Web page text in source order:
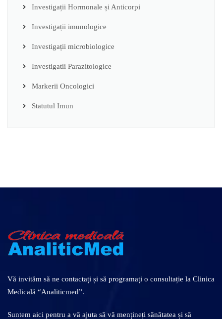
Investigații Hormonale și Anticorpi
Investigații imunologice
Investigații microbiologice
Investigatii Parazitologice
Markerii Oncologici
Statutul Imun
Vă invităm să ne contactați și să programați o consultație la Clinica
Medicală “Analiticmed”.
Suntem aici pentru a vă ajuta să vă mențineți sănătatea și să